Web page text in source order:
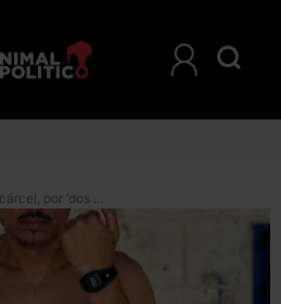
Dejar tu juventud en la cárcel, por ‘dos malditas letras’: La historia de un exlíder de la Mara